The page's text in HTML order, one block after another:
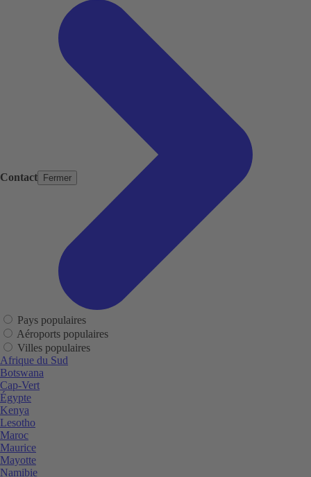
Contact Fermer
Pays populaires
Aéroports populaires
Villes populaires
Afrique du Sud
Botswana
Cap-Vert
Égypte
Kenya
Lesotho
Maroc
Maurice
Mayotte
Namibie